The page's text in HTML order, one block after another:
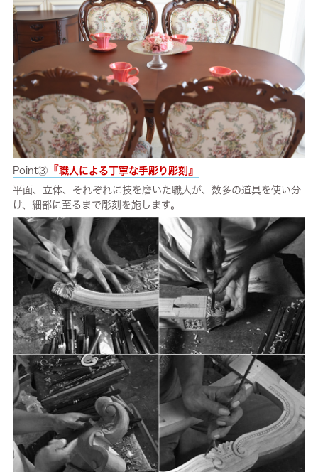
Point③『職人による丁寧な手彫り彫刻 』
平面、立体、それぞれに技を磨いた職人が、数多の道具を使い分
け、細部に至るまで彫刻を施します。